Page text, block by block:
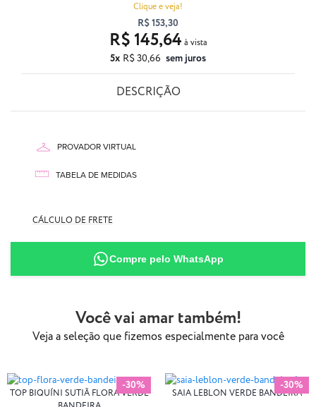
Clique e veja!
R$ 153,30
5x R$ 30,66 sem juros
R$ 145,64
DESCRIÇÃO
-Pode ser levemente transparente
10% Elastano
PROVADOR VIRTUAL
TABELA DE MEDIDAS
CÁLCULO DE FRETE
Compre pelo WhatsApp
Você vai amar também!
Veja a seleção que fizemos especialmente para você
-30%
TOP BIQUÍNI SUTIÃ FLORA VERDE
-30%
SAIA LEBLON VERDE BANDEIRA